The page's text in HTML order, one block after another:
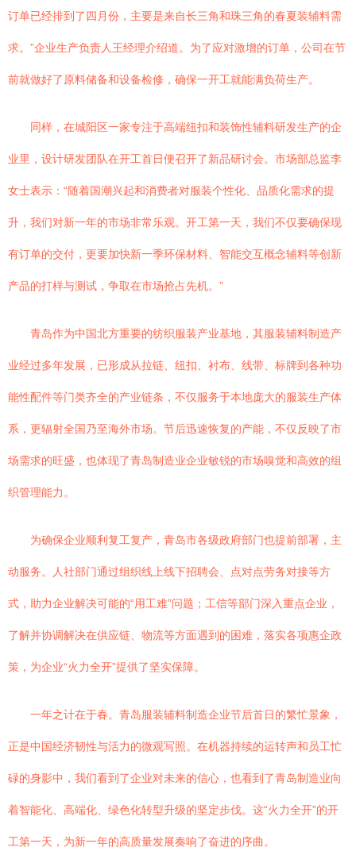
订单已经排到了四月份，主要是来自长三角和珠三角的春夏装辅料需
求。”企业生产负责人王经理介绍道。为了应对激增的订单，公司在节
前就做好了原料储备和设备检修，确保一开工就能满负荷生产。
同样，在城阳区一家专注于高端纽扣和装饰性辅料研发生产的企
业里，设计研发团队在开工首日便召开了新品研讨会。市场部总监李
女士表示：“随着国潮兴起和消费者对服装个性化、品质化需求的提
升，我们对新一年的市场非常乐观。开工第一天，我们不仅要确保现
有订单的交付，更要加快新一季环保材料、智能交互概念辅料等创新
产品的打样与测试，争取在市场抢占先机。”
青岛作为中国北方重要的纺织服装产业基地，其服装辅料制造产
业经过多年发展，已形成从拉链、纽扣、衬布、线带、标牌到各种功
能性配件等门类齐全的产业链条，不仅服务于本地庞大的服装生产体
系，更辐射全国乃至海外市场。节后迅速恢复的产能，不仅反映了市
场需求的旺盛，也体现了青岛制造业企业敏锐的市场嗅觉和高效的组
织管理能力。
为确保企业顺利复工复产，青岛市各级政府部门也提前部署，主
动服务。人社部门通过组织线上线下招聘会、点对点劳务对接等方
式，助力企业解决可能的“用工难”问题；工信等部门深入重点企业，
了解并协调解决在供应链、物流等方面遇到的困难，落实各项惠企政
策，为企业“火力全开”提供了坚实保障。
一年之计在于春。青岛服装辅料制造企业节后首日的繁忙景象，
正是中国经济韧性与活力的微观写照。在机器持续的运转声和员工忙
碌的身影中，我们看到了企业对未来的信心，也看到了青岛制造业向
着智能化、高端化、绿色化转型升级的坚定步伐。这“火力全开”的开
工第一天，为新一年的高质量发展奏响了奋进的序曲。